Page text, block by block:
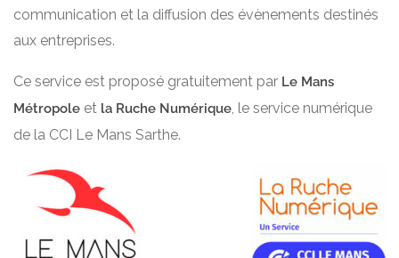
communication et la diffusion des évènements destinés
aux entreprises.
Ce service est proposé gratuitement par Le Mans
Métropole et la Ruche Numérique , le service numérique
de la CCI Le Mans Sarthe.